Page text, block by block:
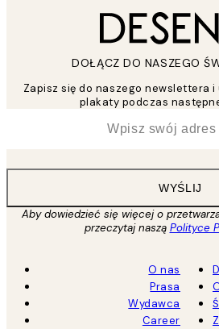
DOŁĄCZ DO NASZEGO
Zapisz się do naszego newslettera i
plakaty podczas
WYŚLIJ
Aby dowiedzieć się więcej o
przeczytaj naszą Polityce
O nas
Prasa
Wydawca
Career